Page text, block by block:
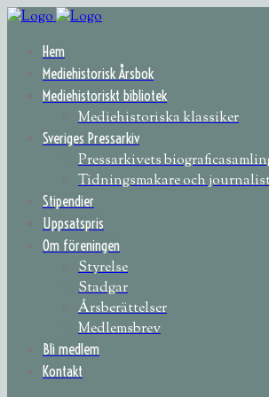
Hem
Mediehistorisk Årsbok
Mediehistoriskt bibliotek
Mediehistoriska klassiker
Sveriges Pressarkiv
Pressarkivets
Tidningsmakare och
Stipendier
Uppsatspris
Om föreningen
Styrelse
Stadgar
Årsberättelser
Medlemsbrev
Bli medlem
Kontakt